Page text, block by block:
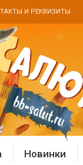
И РЕКВИЗИТЫ
Новинки